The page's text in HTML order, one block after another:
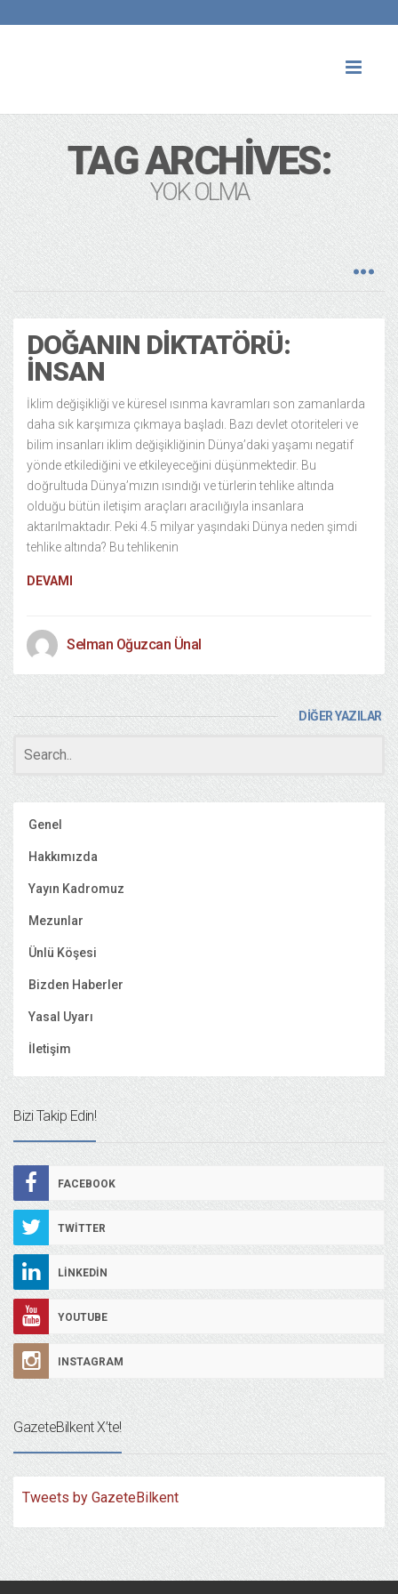
TAG ARCHIVES:
YOK OLMA
DOĞANIN DIKTATÖRÜ:
İNSAN
İklim değişikliği ve küresel ısınma kavramları son zamanlarda
daha sık karşımıza çıkmaya başladı. Bazı devlet otoriteleri ve
bilim insanları iklim değişikliğinin Dünya’daki yaşamı negatif
yönde etkilediğini ve etkileyeceğini düşünmektedir. Bu
doğrultuda Dünya’mızın ısındığı ve türlerin tehlike altında
olduğu bütün iletişim araçları aracılığıyla insanlara
aktarılmaktadır. Peki 4.5 milyar yaşındaki Dünya neden şimdi
tehlike altında? Bu tehlikenin
DEVAMI
Selman Oğuzcan Ünal
DİĞER YAZILAR
Genel
Hakkımızda
Yayın Kadromuz
Mezunlar
Ünlü Köşesi
Bizden Haberler
Yasal Uyarı
İletişim
Bizi Takip Edin!
FACEBOOK
TWITTER
LINKEDIN
YOUTUBE
INSTAGRAM
GazeteBilkent X’te!
Tweets by GazeteBilkent